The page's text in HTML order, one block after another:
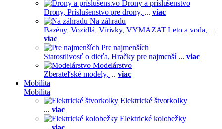
Drony a príslušenstvo
Drony, Príslušenstvo pre drony, ... viac
Na záhradu
Bazény, Vozidlá, Vírivky, VYMAZAT Leto a voda, ...
viac
Pre najmenších
Starostlivosť o dieťa, Hračky pre najmenší ... viac
Modelárstvo
Zberateľské modely, ... viac
Mobilita
Mobilita
Elektrické štvorkolky
... viac
Elektrické kolobežky
... viac